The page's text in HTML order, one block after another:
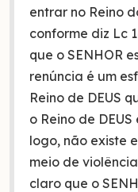
entrar no Reino
conforme diz Lc
que o SENHOR
renúncia é um
Reino de DEUS
o Reino de
logo, não existe
meio de
claro que o